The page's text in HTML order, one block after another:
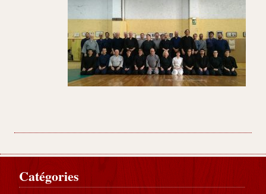
Catégories